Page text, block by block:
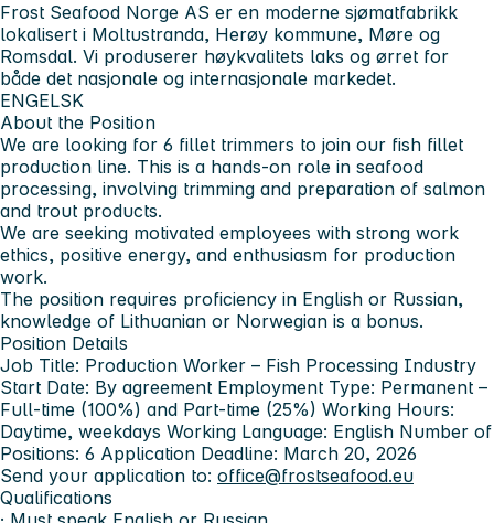
Frost Seafood Norge AS er en moderne sjømatfabrikk
lokalisert i Moltustranda, Herøy kommune, Møre og
Romsdal. Vi produserer høykvalitets laks og ørret for
både det nasjonale og internasjonale markedet.
ENGELSK
About the Position
We are looking for 6 fillet trimmers to join our fish fillet
production line. This is a hands-on role in seafood
processing, involving trimming and preparation of salmon
and trout products.
We are seeking motivated employees with strong work
ethics, positive energy, and enthusiasm for production
work.
The position requires proficiency in English or Russian,
knowledge of Lithuanian or Norwegian is a bonus.
Position Details
Job Title: Production Worker – Fish Processing Industry
Start Date: By agreement Employment Type: Permanent –
Full-time (100%) and Part-time (25%) Working Hours:
Daytime, weekdays Working Language: English Number of
Positions: 6 Application Deadline: March 20, 2026
Send your application to: office@frostseafood.eu
Qualifications